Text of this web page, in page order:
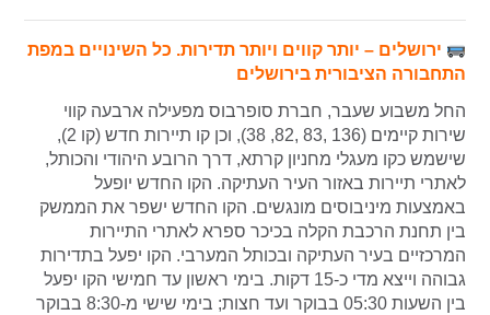
ירושלים – יותר קווים ויותר תדירות. כל השינויים במפת
התחבורה הציבורית בירושלים
החל משבוע שעבר, חברת סופרבוס מפעילה ארבעה קווי
שירות קיימים (136 ,83 ,82, 38), וכן קו תיירות חדש (קו 2),
שישמש כקו מעגלי מחניון קרתא, דרך הרובע היהודי והכותל,
לאתרי תיירות באזור העיר העתיקה. הקו החדש יופעל
באמצעות מיניבוסים מונגשים. הקו החדש ישפר את הממשק
בין תחנת הרכבת הקלה בכיכר ספרא לאתרי התיירות
המרכזיים בעיר העתיקה ובכותל המערבי. הקו יפעל בתדירות
גבוהה וייצא מדי כ-15 דקות. בימי ראשון עד חמישי הקו יפעל
בין השעות 05:30 בבוקר ועד חצות; בימי שישי מ-8:30 בבוקר